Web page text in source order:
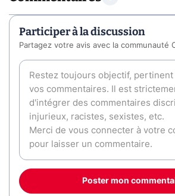
Participer à la discussion
Partagez votre avis avec la communauté
Poster mon